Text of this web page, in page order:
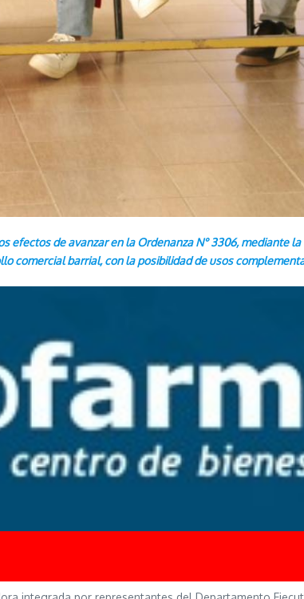
efectos de avanzar en la Ordenanza N° 3306, mediante
comercial barrial, con la posibilidad de usos